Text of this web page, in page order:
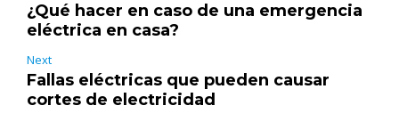
¿Qué hacer en caso de una emergencia
eléctrica en casa?
Next
Fallas eléctricas que pueden causar
cortes de electricidad